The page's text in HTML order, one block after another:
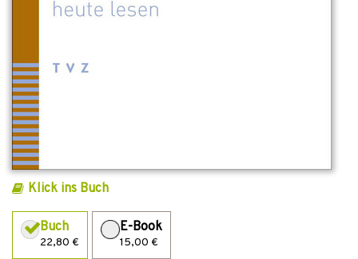
Klick ins Buch
Buch
22,80 €
E-Book
15,00 €